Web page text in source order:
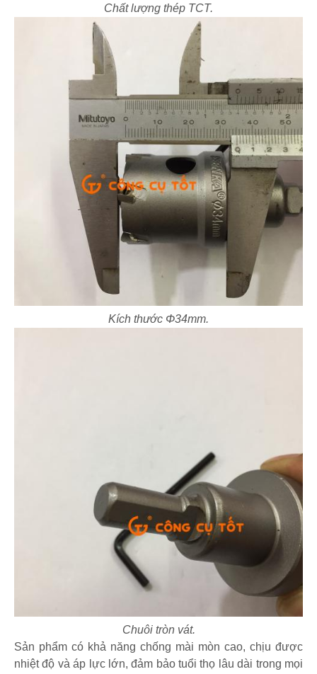
Chất lượng thép TCT.
Kích thước Φ34mm.
Chuôi tròn vát.
Sản phẩm có khả năng chống mài mòn cao, chịu được
nhiệt độ và áp lực lớn, đảm bảo tuổi thọ lâu dài trong mọi